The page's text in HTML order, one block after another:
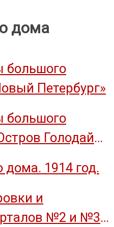
дома
большого
Петербург»
большого
Голодай
дома. 1914 год.
и
№2 и №3